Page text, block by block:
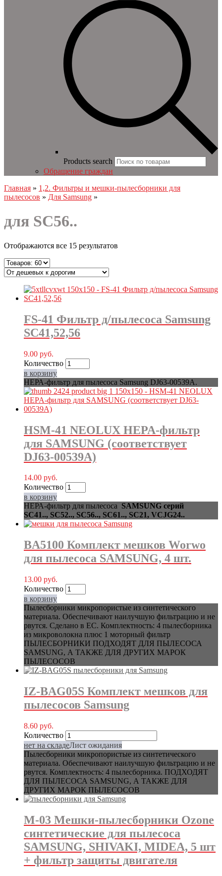
Products search
Обращение граждан
Главная » 1,2. Фильтры и мешки-пылесборники для
пылесосов » Для Samsung »
для SC56..
Отображаются все 15 результатов
FS-41 Фильтр д/пылесоса Samsung
SC41,52,56
9.00 руб.
Количество
в корзину
НЕРА-фильтр для пылесоса Samsung DJ63-00539A.
HSM-41 NEOLUX HEPA-фильтр
для SAMSUNG (соответствует
DJ63-00539A)
14.00 руб.
Количество
в корзину
НЕРА-фильтр для пылесоса SAMSUNG серий
SC41.., SC52.., SC56.., SC61.., SC21, VCJG24..
BA5100 Комплект мешков Worwo
для пылесоса SAMSUNG, 4 шт.
13.00 руб.
Количество
в корзину
Пылесборники микропористые из синтетического
материала. Обеспечивают наилучшую фильтрацию и не
рвутся. Сделано в ЕС. Комплектность: 4 пылесборника
из микроволокна плюс 1 моторный фильтр
ПЫЛЕСБОРНИКИ ПОДХОДЯТ ДЛЯ ПЫЛЕСОСА
SAMSUNG, А ТАКЖЕ ДЛЯ ДРУГИХ МАРОК
ПЫЛЕСОСОВ
IZ-BAG05S Комплект мешков для
пылесосов Samsung
8.60 руб.
Количество
нет на складеЛист ожидания
Пылесборники микропористые из синтетического
материала. Обеспечивают наилучшую фильтрацию и не
рвутся. Комплектность: 4 пылесборника. ПОДХОДЯТ
ДЛЯ ПЫЛЕСОСА SAMSUNG, А ТАКЖЕ ДЛЯ
ДРУГИХ МАРОК ПЫЛЕСОСОВ
M-03 Мешки-пылесборники Ozone
синтетические для пылесоса
SAMSUNG, SHIVAKI, MIDEA, 5 шт
+ фильтр защиты двигателя